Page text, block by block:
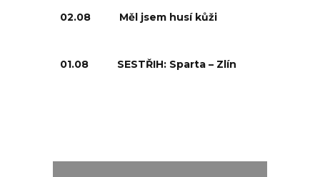
02.08 Měl jsem husí kůži
01.08 SESTŘIH: Sparta – Zlín